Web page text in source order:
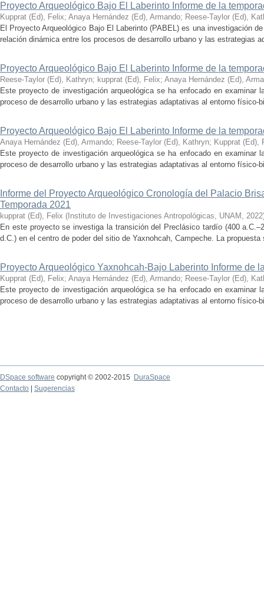
Proyecto Arqueológico Bajo El Laberinto Informe de la
Kupprat (Ed), Felix; Anaya Hernández (Ed), Armando; Reese-Taylor (Ed),
El Proyecto Arqueológico Bajo El Laberinto (PABEL) es una investigación
relación dinámica entre los procesos de desarrollo urbano y las estrategias
Proyecto Arqueológico Bajo El Laberinto Informe de la
Reese-Taylor (Ed), Kathryn; kupprat (Ed), Felix; Anaya Hernández (Ed),
Este proyecto de investigación arqueológica se ha enfocado en examinar
proceso de desarrollo urbano y las estrategias adaptativas al entorno físico-
Proyecto Arqueológico Bajo El Laberinto Informe de la
Anaya Hernández (Ed), Armando; Reese-Taylor (Ed), Kathryn; Kupprat (Ed),
Este proyecto de investigación arqueológica se ha enfocado en examinar
proceso de desarrollo urbano y las estrategias adaptativas al entorno físico-
Informe del Proyecto Arqueológico Cronología del Palacio
Temporada 2021
kupprat (Ed), Felix ( Instituto de Investigaciones Antropológicas, UNAM , 2022
En este proyecto se investiga la transición del Preclásico tardío (400
d.C.) en el centro de poder del sitio de Yaxnohcah, Campeche. La
Proyecto Arqueológico Yaxnohcah-Bajo Laberinto Informe de
Kupprat (Ed), Felix; Anaya Hernández (Ed), Armando; Reese-Taylor (Ed),
Este proyecto de investigación arqueológica se ha enfocado en examinar
proceso de desarrollo urbano y las estrategias adaptativas al entorno físico-
DSpace software copyright © 2002-2015
DuraSpace
Contacto
Sugerencias